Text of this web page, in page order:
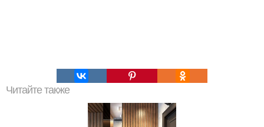
Читайте также